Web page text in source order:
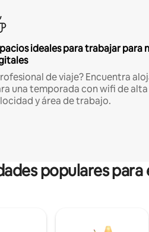
ideales para trabajar para
de viaje? Encuentra
una temporada con wifi de alta
y área de trabajo.
populares para